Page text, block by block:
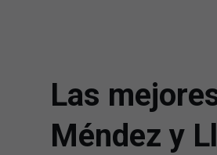
Las
Méndez y